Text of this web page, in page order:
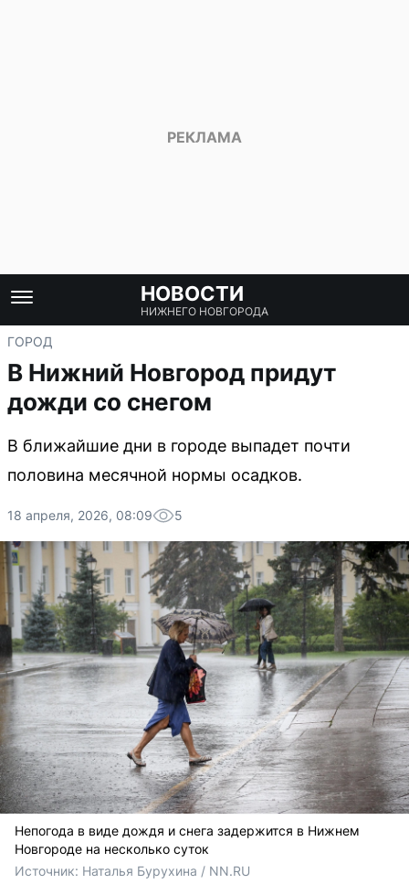
НОВОСТИ
НИЖНЕГО НОВГОРОДА
ГОРОД
В Нижний Новгород придут
дожди со снегом
В ближайшие дни в городе выпадет почти
половина месячной нормы осадков.
18 апреля, 2026, 08:09 5
Непогода в виде дождя и снега задержится в Нижнем
Новгороде на несколько суток
Источник: Наталья Бурухина / NN.RU